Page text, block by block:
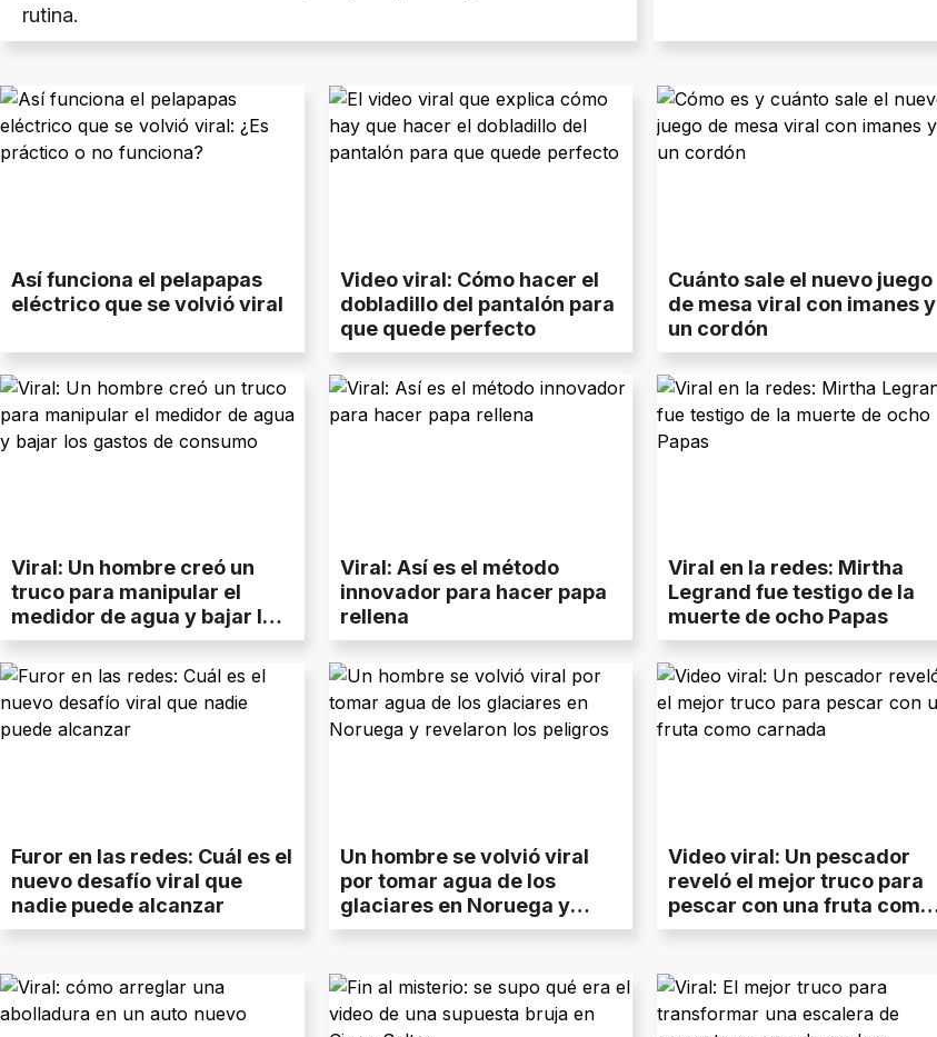
rutina.
Así funciona el pelapapas
eléctrico que se volvió viral
Video viral: Cómo hacer el
dobladillo del pantalón para
que quede perfecto
Cuánto sale el nuevo juego
de mesa viral con imanes y
un cordón
Viral: Un hombre creó un
truco para manipular el
medidor de agua y bajar los
gastos de consumo
Viral: Así es el método
innovador para hacer papa
rellena
Viral en la redes: Mirtha
Legrand fue testigo de la
muerte de ocho Papas
Furor en las redes: Cuál es el
nuevo desafío viral que
nadie puede alcanzar
Un hombre se volvió viral
por tomar agua de los
glaciares en Noruega y
revelaron los peligros
Video viral: Un pescador
reveló el mejor truco para
pescar con una fruta como
carnada